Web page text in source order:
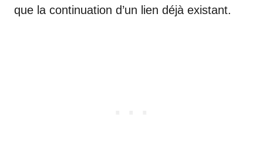
que la continuation d’un lien déjà existant.